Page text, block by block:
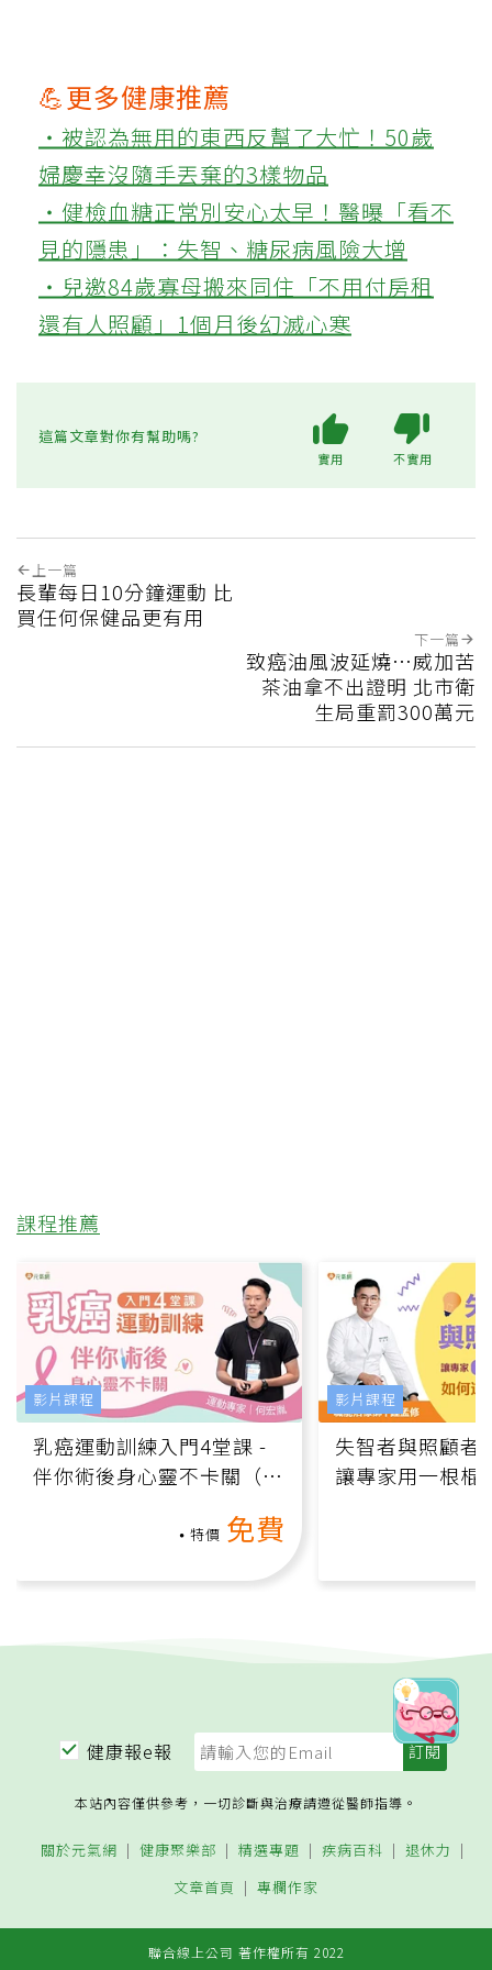
💪更多健康推薦
‧被認為無用的東西反幫了大忙！50歲
婦慶幸沒隨手丟棄的3樣物品
‧健檢血糖正常別安心太早！醫曝「看不
見的隱患」：失智、糖尿病風險大增
‧兒邀84歲寡母搬來同住「不用付房租
還有人照顧」1個月後幻滅心寒
這篇文章對你有幫助嗎?
實用 不實用
上一篇
長輩每日10分鐘運動 比
買任何保健品更有用
下一篇
致癌油風波延燒…威加苦
茶油拿不出證明 北市衛
生局重罰300萬元
課程推薦
乳癌運動訓練入門4堂課 -
伴你術後身心靈不卡關（線
特價 免費
影片課程
失智者與照顧者
讓專家用一根棍
影片課程
健康報e報
本站內容僅供參考，一切診斷與治療請遵從醫師指導。
關於元氣網 健康聚樂部 精選專題 疾病百科
退休力
文章首頁
專欄作家
聯合線上公司 著作權所有 2022